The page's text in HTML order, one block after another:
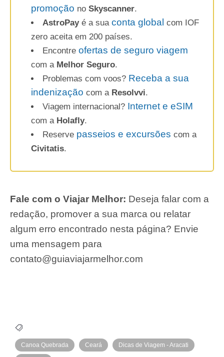
promoção no Skyscanner.
AstroPayé a sua conta global com IOF
zero aceita em 200 países.
Encontre ofertas de seguro viagem
com a Melhor Seguro.
Problemas com voos? Receba a sua
indenização com a Resolvvi.
Viagem internacional? Internet e eSIM
com a Holafly.
Reserve passeios e excursões com a
Civitatis.
Fale com o Viajar Melhor: Deseja falar com a
redação, promover a sua marca ou relatar
algum erro encontrado nesta página? Envie
uma mensagem para
contato@guiaviajarmelhor.com
Canoa Quebrada Ceará Dicas de Viagem - Aracati